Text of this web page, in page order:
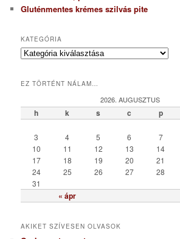
Gluténmentes krémes szilvás pite
KATEGÓRIA
K
e
ó
r
EZ TÖRTÉNT NÁLAM…
2026. AUGUSZTUS
h k s c p
« ápr
3
4 5 6 7
10
11 12 13 14
17
18 19 20 21
24
25 26 27 28
31
AKIKET SZÍVESEN OLVASOK